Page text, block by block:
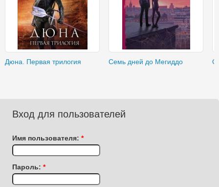
Дюна. Первая трилогия Семь дней до Мегиддо
Вход для пользователей
Имя пользователя: *
Пароль: *